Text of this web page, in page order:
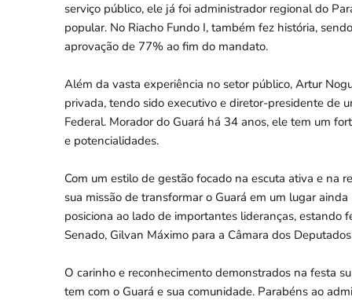
serviço público, ele já foi administrador regional do
popular. No Riacho Fundo I, também fez história,
aprovação de 77% ao fim do mandato.
Além da vasta experiência no setor público, Artur
privada, tendo sido executivo e diretor-presidente de
Federal. Morador do Guará há 34 anos, ele tem um
e potencialidades.
Com um estilo de gestão focado na escuta ativa e na
sua missão de transformar o Guará em um lugar
posiciona ao lado de importantes lideranças, estando
Senado, Gilvan Máximo para a Câmara dos
O carinho e reconhecimento demonstrados na festa
tem com o Guará e sua comunidade. Parabéns ao